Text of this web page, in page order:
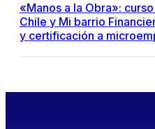
«Manos a la Obra»:
Chile y Mi barrio
y certificación a